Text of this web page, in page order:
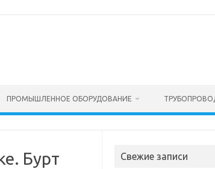
ПРОМЫШЛЕННОЕ ОБОРУДОВАНИЕ
Бурт
Свежие записи